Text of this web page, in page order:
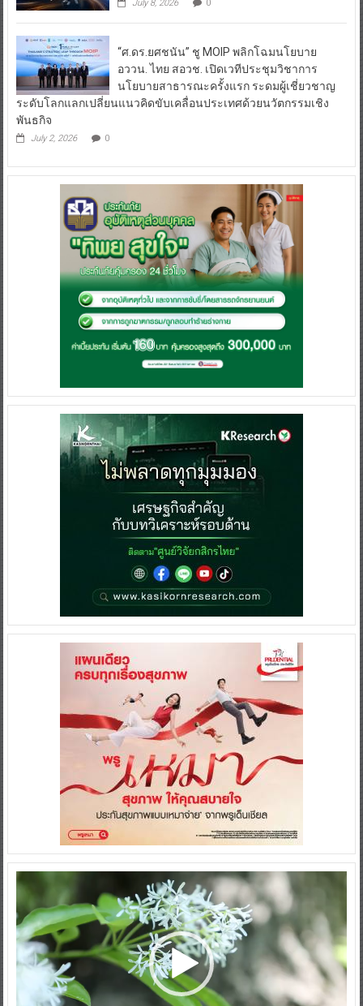
July 8, 2026 0
“ศ.ดร.ยศชนัน” ชู MOIP พลิกโฉมนโยบาย
อววน. ไทย สอวช. เปิดเวทีประชุมวิชาการ
นโยบายสาธารณะครั้งแรก ระดมผู้เชี่ยวชาญ
ระดับโลกแลกเปลี่ยนแนวคิดขับเคลื่อนประเทศด้วยนวัตกรรมเชิง
พันธกิจ
July 2, 2026 0
Video
Player